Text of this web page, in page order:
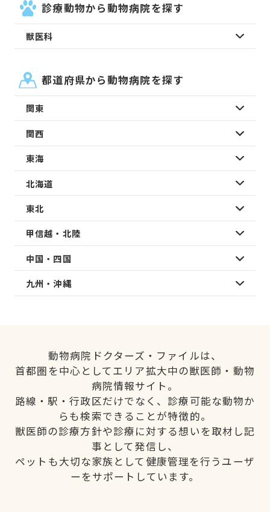
診療動物から動物病院を探す
獣医科
都道府県から動物病院を探す
関東
関西
東海
北海道
東北
甲信越・北陸
中国・四国
九州・沖縄
動物病院ドクターズ・ファイルは、
首都圏を中心としてエリア拡大中の獣医師・動物
病院情報サイト。
路線・駅・行政区だけでなく、診療可能な動物か
らも検索できることが特徴的。
獣医師の診療方針や診療に対する想いを取材し記
事として発信し、
ペットも大切な家族として健康管理を行うユーザ
ーをサポートしています。